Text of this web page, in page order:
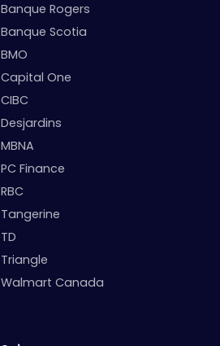
Banque Rogers
Banque Scotia
BMO
Capital One
CIBC
Desjardins
MBNA
PC Finance
RBC
Tangerine
TD
Triangle
Walmart Canada